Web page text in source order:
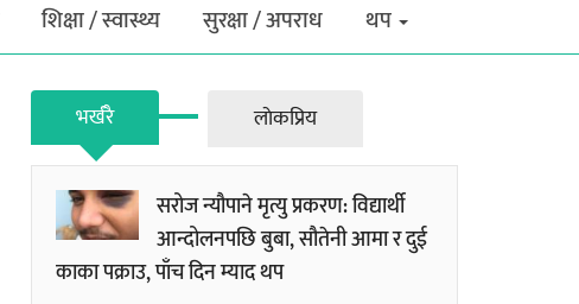
शिक्षा / स्वास्थ्य सुरक्षा / अपराध थप
भर्खरै लाेकप्रिय
सरोज न्यौपाने मृत्यु प्रकरण: विद्यार्थी
आन्दोलनपछि बुबा, सौतेनी आमा र दुई
काका पक्राउ, पाँच दिन म्याद थप